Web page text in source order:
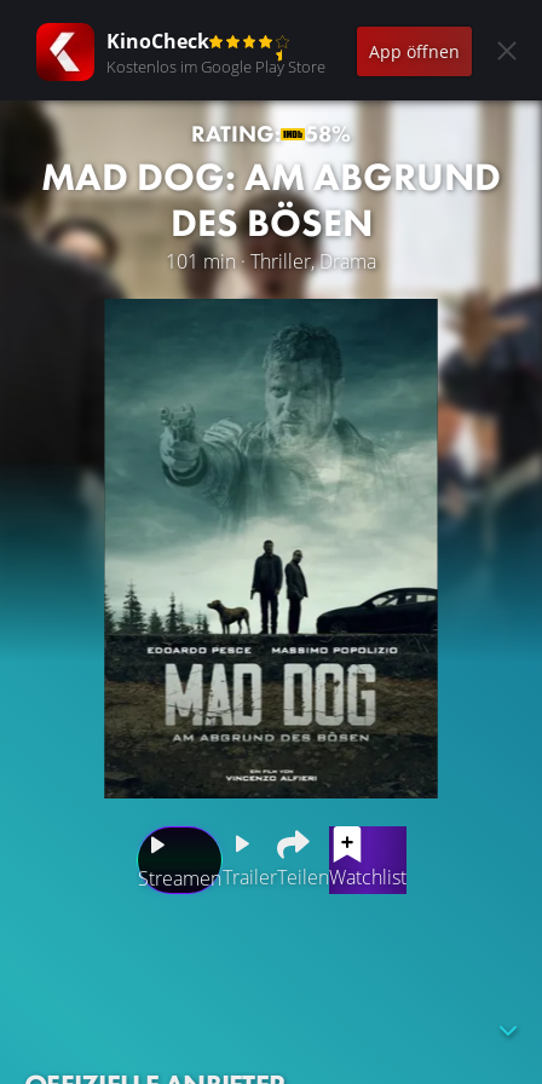
KinoCheck
Kostenlos im Google Play Store
App öffnen
RATING: 58%
MAD DOG: AM ABGRUND
DES BÖSEN
101 min · Thriller, Drama
StreamenTrailerTeilenWatchlist
Misstrauen unter den Einheimischen. Zusammen mit